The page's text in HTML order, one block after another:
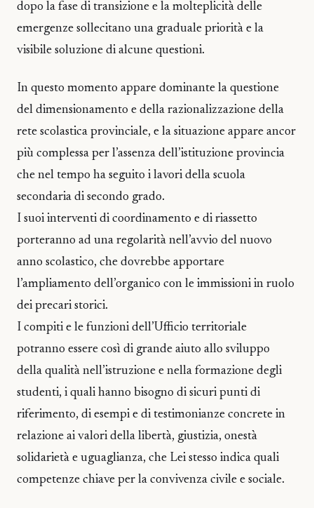
dopo la fase di transizione e la molteplicità delle
emergenze sollecitano una graduale priorità e la
visibile soluzione di alcune questioni.
In questo momento appare dominante la questione
del dimensionamento e della razionalizzazione della
rete scolastica provinciale, e la situazione appare ancor
più complessa per l’assenza dell’istituzione provincia
che nel tempo ha seguito i lavori della scuola
secondaria di secondo grado.
I suoi interventi di coordinamento e di riassetto
porteranno ad una regolarità nell’avvio del nuovo
anno scolastico, che dovrebbe apportare
l’ampliamento dell’organico con le immissioni in ruolo
dei precari storici.
I compiti e le funzioni dell’Ufficio territoriale
potranno essere così di grande aiuto allo sviluppo
della qualità nell’istruzione e nella formazione degli
studenti, i quali hanno bisogno di sicuri punti di
riferimento, di esempi e di testimonianze concrete in
relazione ai valori della libertà, giustizia, onestà
solidarietà e uguaglianza, che Lei stesso indica quali
competenze chiave per la convivenza civile e sociale.